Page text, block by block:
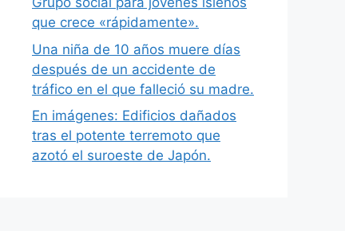
que crece «rápidamente».
Una niña de 10 años muere días
después de un accidente de
tráfico en el que falleció su madre.
En imágenes: Edificios dañados
tras el potente terremoto que
azotó el suroeste de Japón.